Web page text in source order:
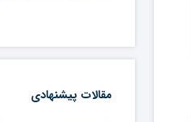
مقالات پیشنهادی